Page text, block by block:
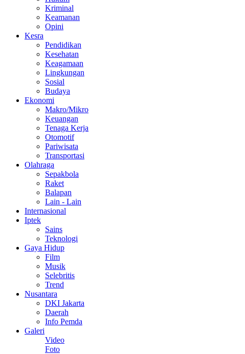
Kriminal
Keamanan
Opini
Kesra
Pendidikan
Kesehatan
Keagamaan
Lingkungan
Sosial
Budaya
Ekonomi
Makro/Mikro
Keuangan
Tenaga Kerja
Otomotif
Pariwisata
Transportasi
Olahraga
Sepakbola
Raket
Balapan
Lain - Lain
Internasional
Iptek
Sains
Teknologi
Gaya Hidup
Film
Musik
Selebritis
Trend
Nusantara
DKI Jakarta
Daerah
Info Pemda
Galeri
Video
Foto